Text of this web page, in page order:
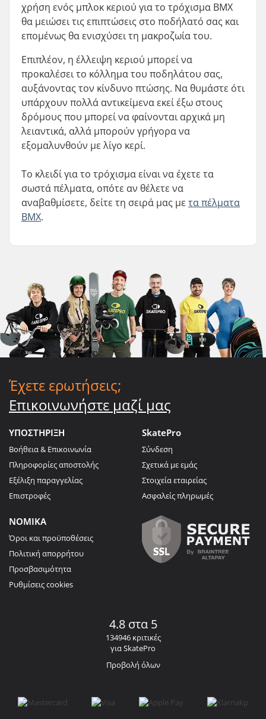
χρήση ενός μπλοκ κεριού για το τρόχισμα BMX
θα μειώσει τις επιπτώσεις στο ποδήλατό σας και
επομένως θα ενισχύσει τη μακροζωία του.
Επιπλέον, η έλλειψη κεριού μπορεί να
προκαλέσει το κόλλημα του ποδηλάτου σας,
αυξάνοντας τον κίνδυνο πτώσης. Να θυμάστε ότι
υπάρχουν πολλά αντικείμενα εκεί έξω στους
δρόμους που μπορεί να φαίνονται αρχικά μη
λειαντικά, αλλά μπορούν γρήγορα να
εξομαλυνθούν με λίγο κερί.
Το κλειδί για το τρόχισμα είναι να έχετε τα
σωστά πέλματα, οπότε αν θέλετε να
αναβαθμίσετε, δείτε τη σειρά μας με τα πέλματα
BMX.
Έχετε ερωτήσεις;
Επικοινωνήστε μαζί μας
ΥΠΟΣΤΗΡΙΞΗ
Βοήθεια & Επικοινωνία
Πληροφορίες αποστολής
Εξέλιξη παραγγελίας
Επιστροφές
SkatePro
Σύνδεση
Σχετικά με εμάς
Στοιχεία εταιρείας
Ασφαλείς πληρωμές
ΝΟΜΙΚΑ
Όροι και προϋποθέσεις
Πολιτική απορρήτου
Προσβασιμότητα
Ρυθμίσεις cookies
4.8 στα 5
134946 κριτικές
για SkatePro
Προβολή όλων